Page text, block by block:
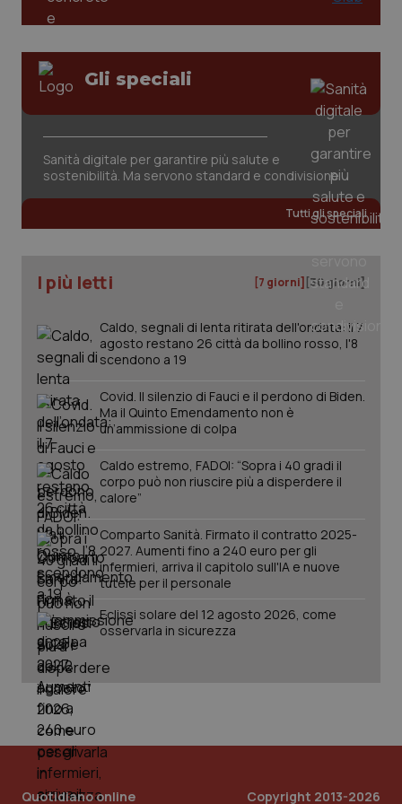
Gli speciali
Sanità digitale per garantire più salute e
sostenibilità. Ma servono standard e condivisione
Tutti gli speciali
I più letti [7 giorni] [30 giorni]
Caldo, segnali di lenta ritirata dell'ondata: il 7
agosto restano 26 città da bollino rosso, l'8
scendono a 19
Covid. Il silenzio di Fauci e il perdono di Biden.
Ma il Quinto Emendamento non è
un’ammissione di colpa
Caldo estremo, FADOI: “Sopra i 40 gradi il
corpo può non riuscire più a disperdere il
calore”
Comparto Sanità. Firmato il contratto 2025-
2027. Aumenti fino a 240 euro per gli
infermieri, arriva il capitolo sull'IA e nuove
tutele per il personale
Eclissi solare del 12 agosto 2026, come
osservarla in sicurezza
Quotidiano online Copyright 2013-2026
CookieScript
www.quotidianosanita.it
tracking-sites-ironfish-
tracking-sites-ironfish-
session-id
www.quotidianosanita.it
_ga
Google LLC
.quotidianosanita.it